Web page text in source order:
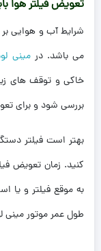
تعویض فیلتر هوا
شرایط آب و هوایی
می باشد. درمینی
خاکی و توقف های
بررسی شود و برای
بهتر است فیلتر
کنید. زمان تعویض
به موقع فیلتر و یا
طول عمر موتور